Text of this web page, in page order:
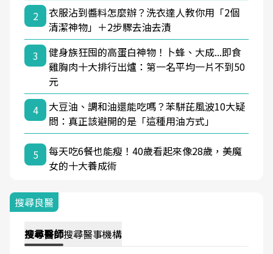
2
衣服沾到醬料怎麼辦？洗衣達人教你用「2個
清潔神物」＋2步驟去油去漬
3
健身族狂囤的高蛋白神物！卜蜂、大成...即食
雞胸肉十大排行出爐：第一名平均一片不到50
元
4
大豆油、調和油還能吃嗎？苯駢芘風波10大疑
問：真正該避開的是「這種用油方式」
5
每天吃6餐也能瘦！40歲看起來像28歲，美魔
女的十大養成術
搜尋良醫
搜尋醫師搜尋醫事機構